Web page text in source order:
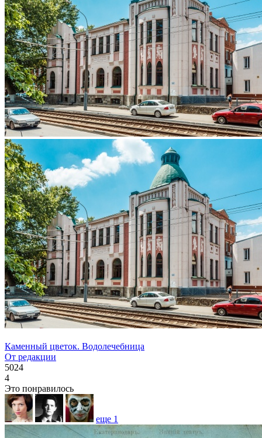
Каменный цветок. Водолечебница
От редакции
5024
4
Это понравилось
еще 1